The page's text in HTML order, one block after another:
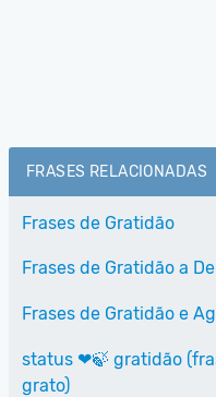
FRASES RELACIONADAS
Frases de Gratidão
Frases de Gratidão a
Frases de Gratidão e
status ❤🍃 gratidão
grato)